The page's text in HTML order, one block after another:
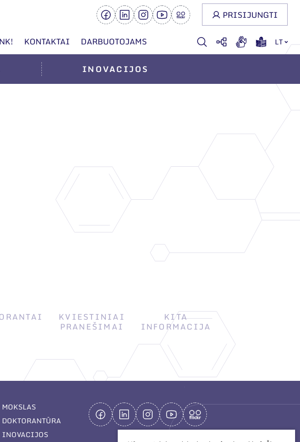
KONTAKTAI DARBUOTOJAMS LT
PRISIJUNGTI
INOVACIJOS
KVIESTINIAI
PRANEŠIMAI
KITA
INFORMACIJA
MOKSLAS
DOKTORANTŪRA
INOVACIJOS